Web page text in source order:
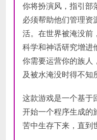
你将扮演风，指引部
必须帮助他们管理资
活。在世界被淹没前
科学和神话研究增进
你需要运营你的族人
及被水淹没时得不知
这款游戏是一个基于
开始一个程序生成的
苦中生存下来，直到